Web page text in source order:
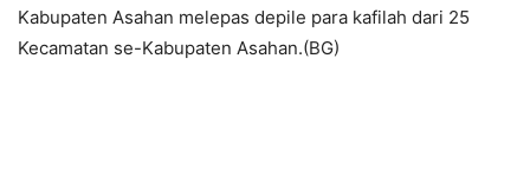
Kabupaten Asahan melepas depile para kafilah dari 25
Kecamatan se-Kabupaten Asahan.(BG)